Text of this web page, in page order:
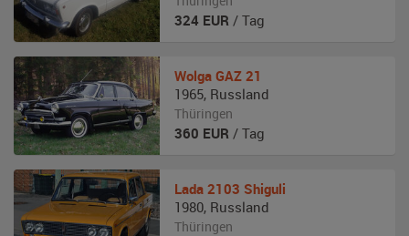
324 EUR / Tag
Wolga GAZ 21
1965, Russland
Thüringen
360 EUR / Tag
Lada 2103 Shiguli
1980, Russland
Thüringen